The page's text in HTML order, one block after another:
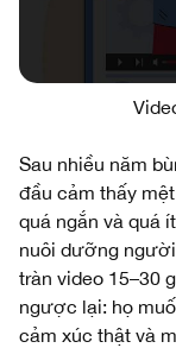
Sau nhiều năm
đầu cảm thấy
quá ngắn và quá
nuôi dưỡng
tràn video 15–30
ngược lại: họ
cảm xúc thật và